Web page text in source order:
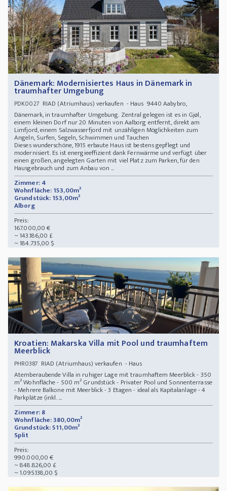
Dänemark: Modernisiertes Haus in Dänemark in
traumhafter Umgebung
PDK0027 RIAD (Atriumhaus) verkaufen - Haus 9440 Aabybro,
Dänemark, in traumhafter Umgebung. Zentral gelegen ist es in Gjøl,
einem kleinen Dorf nur 20 Minuten von Aalborg entfernt, direkt am
Limfjord, einem Salzwasserfjord mit unzähligen Möglichkeiten zum
Angeln, Surfen, Segeln, Schwimmen und Tauchen
Dieses wunderschöne, 1915 erbaute Haus ist bestens gepflegt und
modernisiert. Es ist energieeffizient dank Fernwärme und verfügt über
einen großen, angelegten Garten mit viel Platz zum Parken, für den
Hausgebrauch und zum Anbau von ...
Zimmer: 4
Wohnfläche: 153,00m²
Grundstück: 153,00m²
Alborg
Preis:
167.000,00 €
~ 143.186,00 £
~ 184.735,00 $
Kroatien: Makarska Villa mit Pool und traumhaftem
Meerblick
PHR0387 RIAD (Atriumhaus) verkaufen - Haus
Atemberaubende Villa in ruhiger Lage mit traumhaftem Meerblick - 350
m² Wohnfläche - 500 m² Grundstück - Privater Pool und Sonnenterrasse
- Mehrere Balkone mit Meerblick - 3 Etagen - ideal als Kapitalanlage - 4
Parkplätze (inkl. ...
Zimmer: 8
Wohnfläche: 380,00m²
Grundstück: 511,00m²
Split
Preis:
990.000,00 €
~ 848.826,00 £
~ 1.095.138,00 $